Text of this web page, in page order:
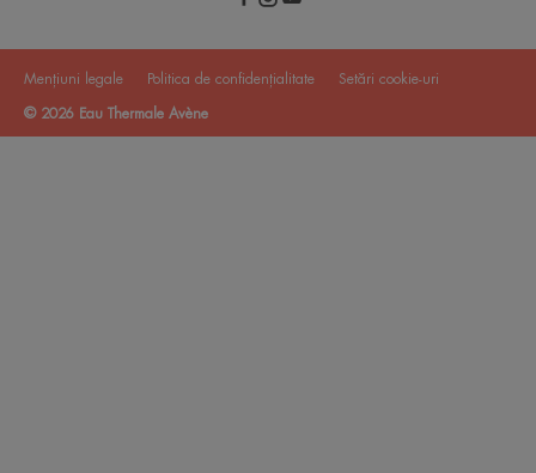
Mențiuni legale Politica de confidențialitate Setări cookie-uri
© 2026 Eau Thermale Avène